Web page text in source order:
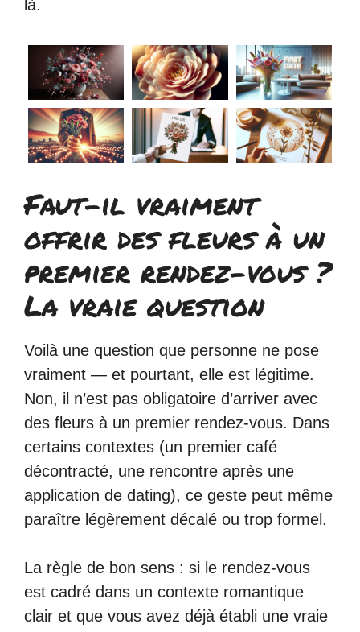
là.
Faut-il vraiment
offrir des fleurs à un
premier rendez-vous ?
La vraie question
Voilà une question que personne ne pose
vraiment — et pourtant, elle est légitime.
Non, il n’est pas obligatoire d’arriver avec
des fleurs à un premier rendez-vous. Dans
certains contextes (un premier café
décontracté, une rencontre après une
application de dating), ce geste peut même
paraître légèrement décalé ou trop formel.
La règle de bon sens : si le rendez-vous
est cadré dans un contexte romantique
clair et que vous avez déjà établi une vraie